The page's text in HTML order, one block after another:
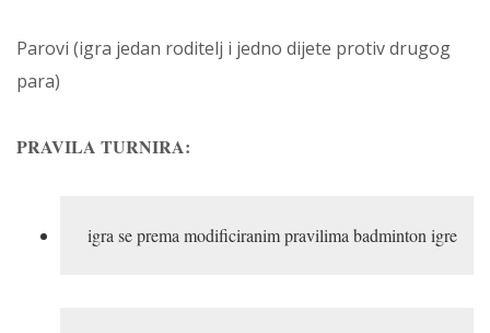
Parovi (igra jedan roditelj i jedno dijete protiv drugog
para)
PRAVILA TURNIRA:
igra se prema modificiranim pravilima badminton igre